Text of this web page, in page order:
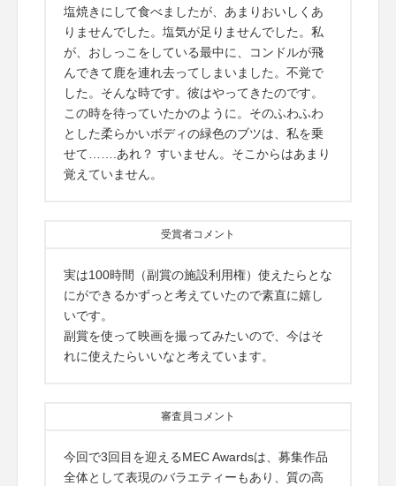
塩焼きにして食べましたが、あまりおいしくあ
りませんでした。塩気が足りませんでした。私
が、おしっこをしている最中に、コンドルが飛
んできて鹿を連れ去ってしまいました。不覚で
した。そんな時です。彼はやってきたのです。
この時を待っていたかのように。そのふわふわ
とした柔らかいボディの緑色のブツは、私を乗
せて…….あれ？ すいません。そこからはあまり
覚えていません。
受賞者コメント
実は100時間（副賞の施設利用権）使えたらとな
にができるかずっと考えていたので素直に嬉し
いです。
副賞を使って映画を撮ってみたいので、今はそ
れに使えたらいいなと考えています。
審査員コメント
今回で3回目を迎えるMEC Awardsは、募集作品
全体として表現のバラエティーもあり、質の高